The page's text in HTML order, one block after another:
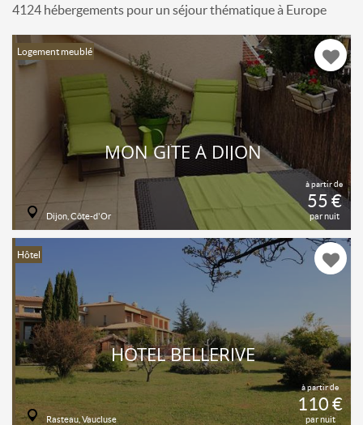
4124 hébergements pour un séjour thématique à Europe
Logement meublé
à partir de
55 €
par nuit
MON GÎTE À DIJON
Dijon, Côte-d'Or
Hôtel
à partir de
110 €
par nuit
HÔTEL BELLERIVE
Rasteau, Vaucluse